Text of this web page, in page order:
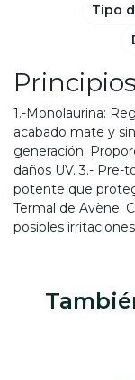
1.-Monolaurina:
acabado mate y
generación:
daños UV. 3.- Pre-
potente que
Termal de Avène:
posibles
Tipo